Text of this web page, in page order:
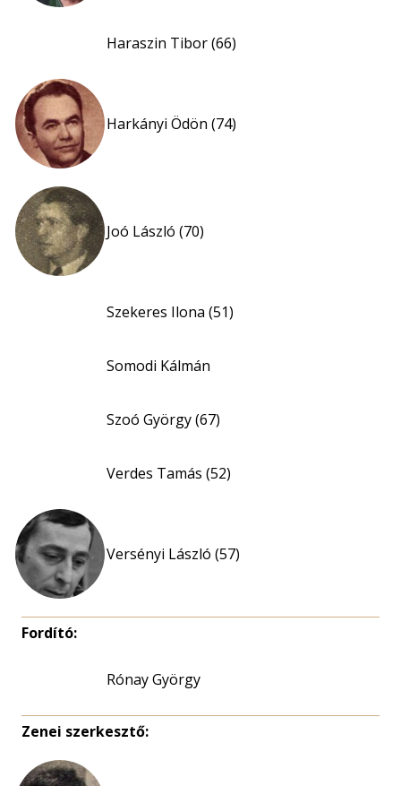
Haraszin Tibor (66)
Harkányi Ödön (74)
Joó László (70)
Szekeres Ilona (51)
Somodi Kálmán
Szoó György (67)
Verdes Tamás (52)
Versényi László (57)
Fordító:
Rónay György
Zenei szerkesztő: